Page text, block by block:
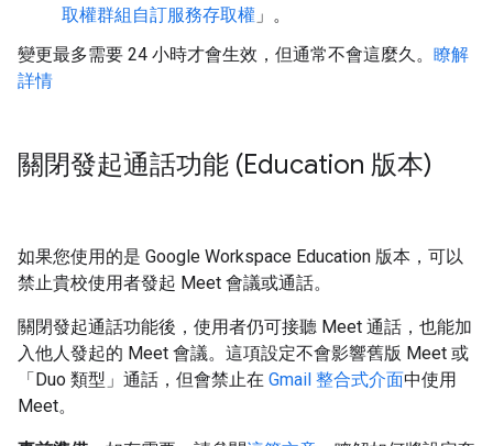
取權群組自訂服務存取權 」。
變更最多需要 24 小時才會生效，但通常不會這麼久。 瞭解
詳情
關閉發起通話功能 (Education 版本)
如果您使用的是 Google Workspace Education 版本，可以
禁止貴校使用者發起 Meet 會議或通話。
關閉發起通話功能後，使用者仍可接聽 Meet 通話，也能加
入他人發起的 Meet 會議。這項設定不會影響舊版 Meet 或
「Duo 類型」通話，但會禁止在 Gmail 整合式介面中使用
Meet。